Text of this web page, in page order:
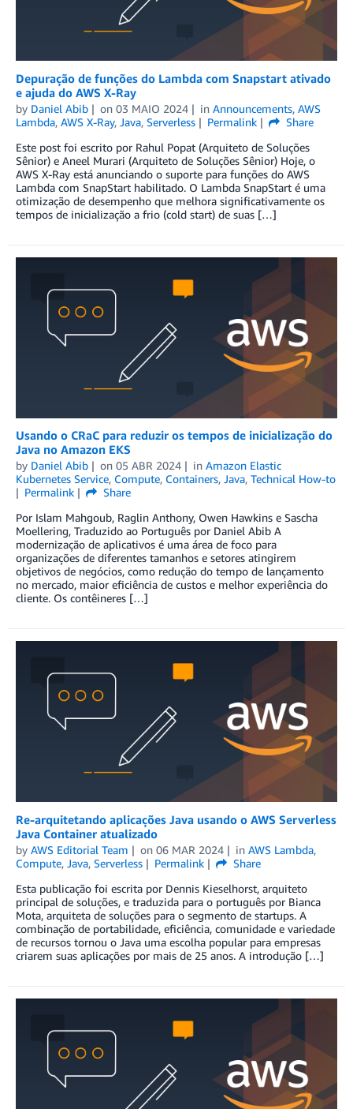
Depuração de funções do Lambda com Snapstart ativado
e ajuda do AWS X-Ray
by Daniel Abib on 03 MAIO 2024 in Announcements, AWS
Lambda, AWS X-Ray, Java, Serverless Permalink
Share
Este post foi escrito por Rahul Popat (Arquiteto de Soluções
Sênior) e Aneel Murari (Arquiteto de Soluções Sênior) Hoje, o
AWS X-Ray está anunciando o suporte para funções do AWS
Lambda com SnapStart habilitado. O Lambda SnapStart é uma
otimização de desempenho que melhora significativamente os
tempos de inicialização a frio (cold start) de suas […]
Usando o CRaC para reduzir os tempos de inicialização do
Java no Amazon EKS
by Daniel Abib on 05 ABR 2024 in Amazon Elastic
Kubernetes Service, Compute, Containers, Java, Technical How-to
Permalink
Share
Por Islam Mahgoub, Raglin Anthony, Owen Hawkins e Sascha
Moellering, Traduzido ao Português por Daniel Abib A
modernização de aplicativos é uma área de foco para
organizações de diferentes tamanhos e setores atingirem
objetivos de negócios, como redução do tempo de lançamento
no mercado, maior eficiência de custos e melhor experiência do
cliente. Os contêineres […]
Re-arquitetando aplicações Java usando o AWS Serverless
Java Container atualizado
by AWS Editorial Team on 06 MAR 2024 in AWS Lambda,
Compute, Java, Serverless Permalink
Share
Esta publicação foi escrita por Dennis Kieselhorst, arquiteto
principal de soluções, e traduzida para o português por Bianca
Mota, arquiteta de soluções para o segmento de startups. A
combinação de portabilidade, eficiência, comunidade e variedade
de recursos tornou o Java uma escolha popular para empresas
criarem suas aplicações por mais de 25 anos. A introdução […]